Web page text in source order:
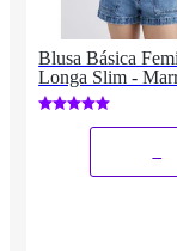
Blusa Básica
Longa Slim -